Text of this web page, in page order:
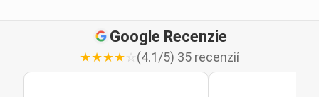
Google Recenzie
★★★★☆(4.1/5) 35 recenzií